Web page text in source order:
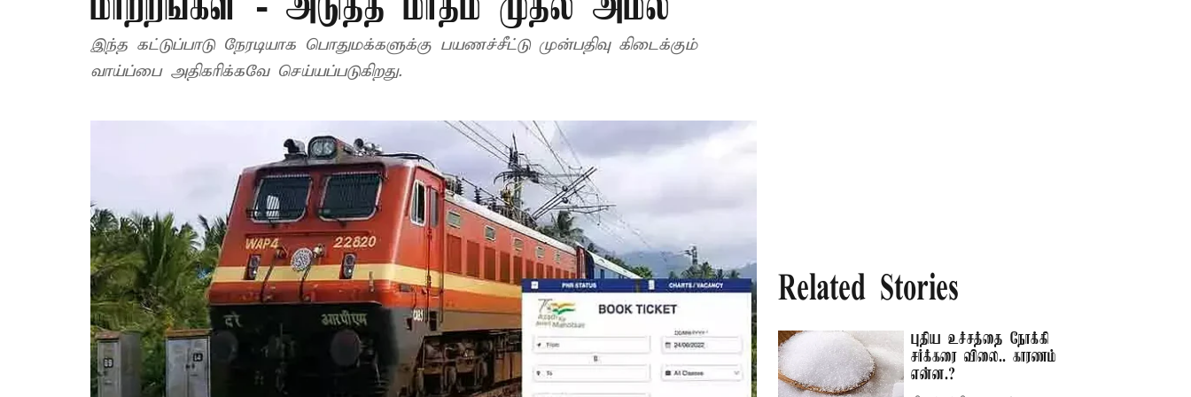
இந்த கட்டுப்பாடு நேரடியாக பொதுமக்களுக்கு பயணச்சீட்டு முன்பதிவு கிடைக்கும்
வாய்ப்பை அதிகரிக்கவே செய்யப்படுகிறது.
Related Stories
புதிய உச்சத்தை நோக்கி
சர்க்கரை விலை.. காரணம்
என்ன.?